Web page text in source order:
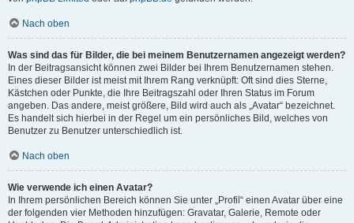
Nach oben
Was sind das für Bilder, die bei meinem Benutzernamen angezeigt werden?
In der Beitragsansicht können zwei Bilder bei Ihrem Benutzernamen stehen.
Eines dieser Bilder ist meist mit Ihrem Rang verknüpft: Oft sind dies Sterne,
Kästchen oder Punkte, die Ihre Beitragszahl oder Ihren Status im Forum
angeben. Das andere, meist größere, Bild wird auch als „Avatar“ bezeichnet.
Es handelt sich hierbei in der Regel um ein persönliches Bild, welches von
Benutzer zu Benutzer unterschiedlich ist.
Nach oben
Wie verwende ich einen Avatar?
In Ihrem persönlichen Bereich können Sie unter „Profil“ einen Avatar über eine
der folgenden vier Methoden hinzufügen: Gravatar, Galerie, Remote oder